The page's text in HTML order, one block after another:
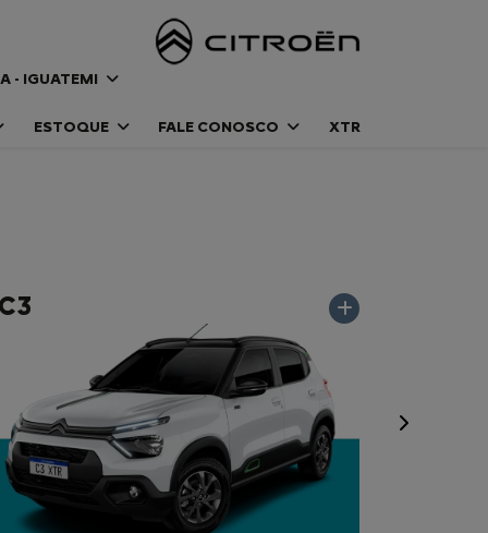
- IGUATEMI
ESTOQUE FALE CONOSCO XTR
Próximo